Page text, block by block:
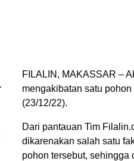
FILALIN, MAKASSAR –
mengakibatan satu
(23/12/22).
Dari pantauan Tim
dikarenakan salah satu
pohon tersebut, sehingga